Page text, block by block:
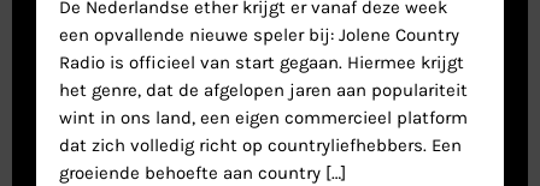
De Nederlandse ether krijgt er vanaf deze week
een opvallende nieuwe speler bij: Jolene Country
Radio is officieel van start gegaan. Hiermee krijgt
het genre, dat de afgelopen jaren aan populariteit
wint in ons land, een eigen commercieel platform
dat zich volledig richt op countryliefhebbers. Een
groeiende behoefte aan country […]